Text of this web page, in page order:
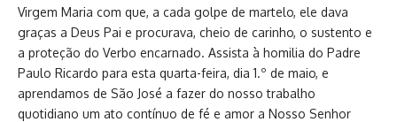
Virgem Maria com que, a cada golpe de martelo, ele dava
graças a Deus Pai e procurava, cheio de carinho, o sustento e
a proteção do Verbo encarnado. Assista à homilia do Padre
Paulo Ricardo para esta quarta-feira, dia 1.º de maio, e
aprendamos de São José a fazer do nosso trabalho
quotidiano um ato contínuo de fé e amor a Nosso Senhor